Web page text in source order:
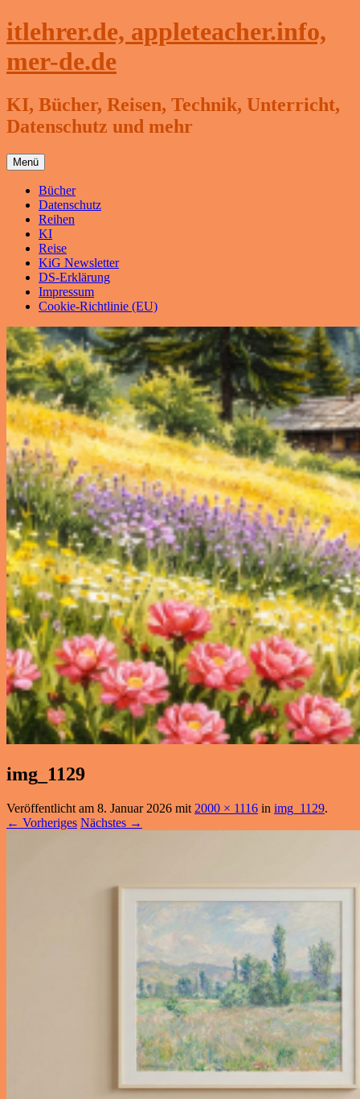
Zum
Inhalt
itlehrer.de, appleteacher.info,
mer-de.de
KI, Bücher, Reisen, Technik, Unterricht,
Datenschutz und mehr
Menü
Bücher
Datenschutz
Reihen
KI
Reise
KiG Newsletter
DS-Erklärung
Impressum
Cookie-Richtlinie (EU)
img_1129
Veröffentlicht am 8. Januar 2026 mit 2000 × 1116 in img_1129.
← Vorheriges Nächstes →